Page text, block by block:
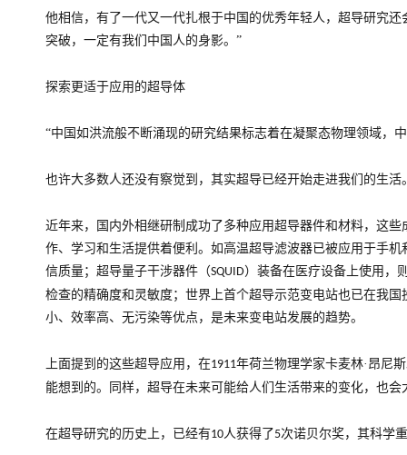
他相信，有了一代又一代扎根于中国的优秀年轻人，超导研究还
突破，一定有我们中国人的身影。”
探索更适于应用的超导体
“中国如洪流般不断涌现的研究结果标志着在凝聚态物理领域，
也许大多数人还没有察觉到，其实超导已经开始走进我们的生活
近年来，国内外相继研制成功了多种应用超导器件和材料，这
作、学习和生活提供着便利。如高温超导滤波器已被应用于手
信质量；超导量子干涉器件（SQUID）装备在医疗设备上使用，
检查的精确度和灵敏度；世界上首个超导示范变电站也已在我
小、效率高、无污染等优点，是未来变电站发展的趋势。
上面提到的这些超导应用，在1911年荷兰物理学家卡麦林·昂尼
能想到的。同样，超导在未来可能给人们生活带来的变化，也
在超导研究的历史上，已经有10人获得了5次诺贝尔奖，其科学